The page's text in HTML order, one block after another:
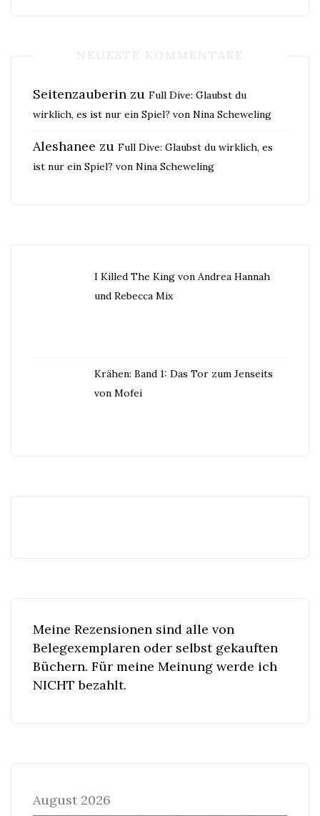
NEUESTE KOMMENTARE
Seitenzauberin zu Full Dive: Glaubst du
wirklich, es ist nur ein Spiel? von Nina Scheweling
Aleshanee zu Full Dive: Glaubst du wirklich, es
ist nur ein Spiel? von Nina Scheweling
I Killed The King von Andrea Hannah
und Rebecca Mix
Krähen: Band 1: Das Tor zum Jenseits
von Mofei
Meine Rezensionen sind alle von
Belegexemplaren oder selbst gekauften
Büchern. Für meine Meinung werde ich
NICHT bezahlt.
August 2026